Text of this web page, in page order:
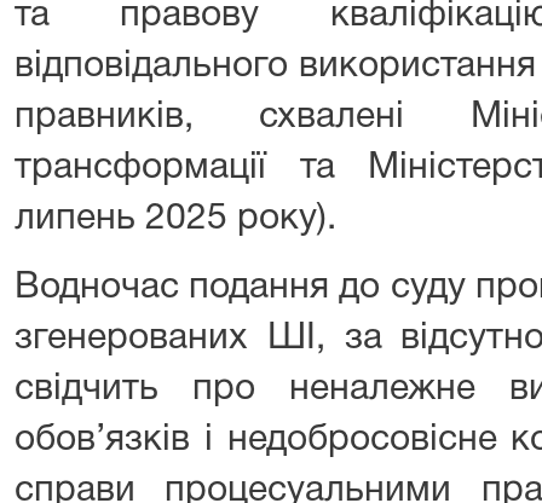
та правову
відповідального
правників, схвалені
трансформації та
липень 2025 року).
Водночас подання до суду
згенерованих ШІ, за
свідчить про неналежне
обов’язків і недобросовісне
справи процесуальними